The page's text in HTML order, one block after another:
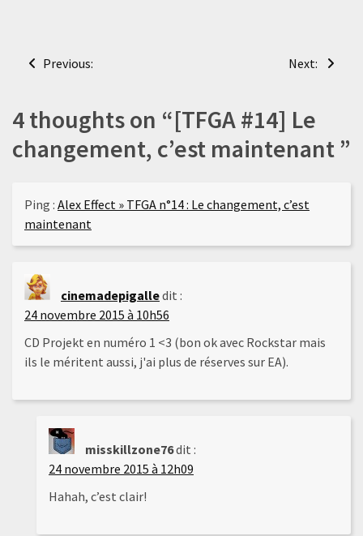
Navigation
l’article
Previous: Next:
4 thoughts on “[TFGA #14] Le
changement, c’est maintenant ”
Ping : Alex Effect » TFGA n°14 : Le changement, c’est
maintenant
cinemadepigalledit :
24 novembre 2015 à 10h56
CD Projekt en numéro 1 <3 (bon ok avec Rockstar mais
ils le méritent aussi, j'ai plus de réserves sur EA).
misskillzone76dit :
24 novembre 2015 à 12h09
Hahah, c’est clair!